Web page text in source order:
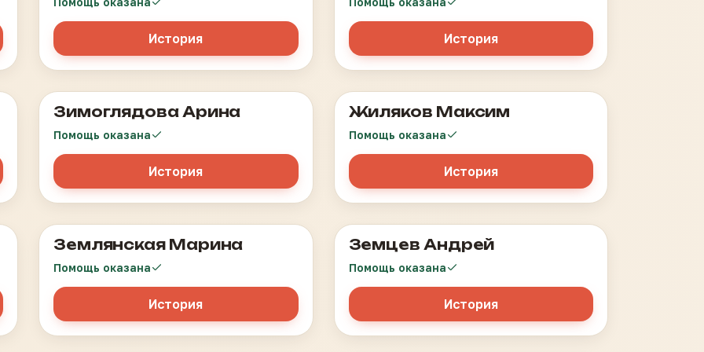
История История
Лейкоз
Зимоглядова Арина
Помощь оказана
История
Саркома кишечника
Жиляков Максим
Помощь оказана
История
Лейкоз
Землянская Марина
Помощь оказана
История
Саркома Юинга
Земцев Андрей
Помощь оказана
История